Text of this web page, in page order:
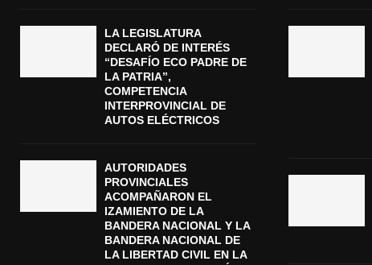
LA LEGISLATURA
DECLARÓ DE INTERÉS
“DESAFÍO ECO PADRE DE
LA PATRIA”,
COMPETENCIA
INTERPROVINCIAL DE
AUTOS ELÉCTRICOS
AUTORIDADES
PROVINCIALES
ACOMPAÑARON EL
IZAMIENTO DE LA
BANDERA NACIONAL Y LA
BANDERA NACIONAL DE
LA LIBERTAD CIVIL EN LA